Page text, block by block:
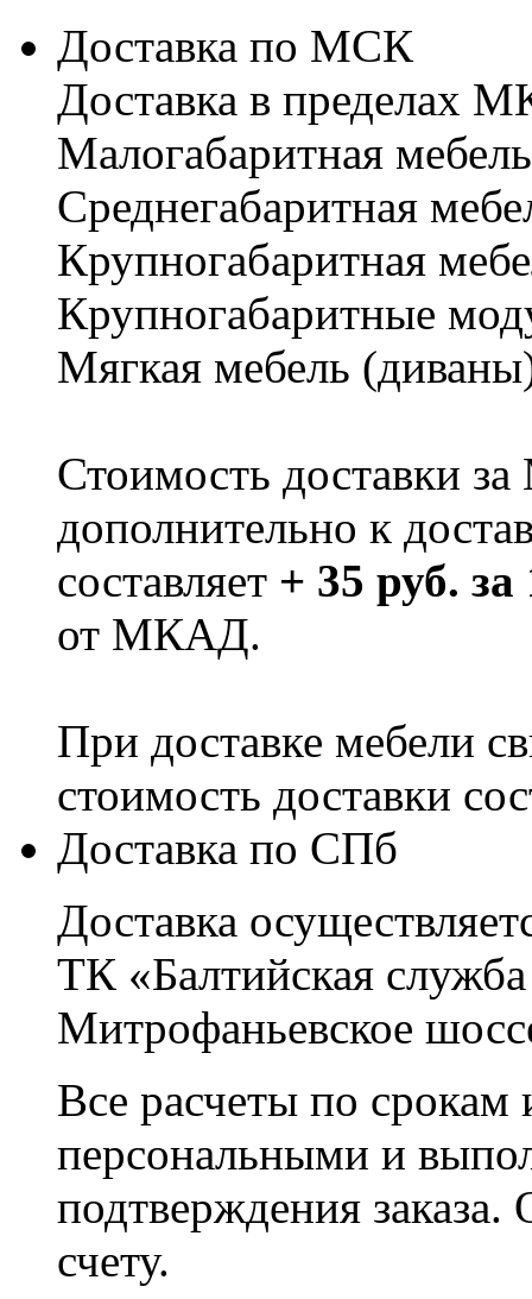
Доставка по МСК
Доставка в пределах
Малогабаритная
Cреднегабаритная
Крупногабаритная
Крупногабаритные
Мягкая мебель
Стоимость доставки
дополнительно к
составляет + 35 руб.
от МКАД.
При доставке мебели
стоимость доставки
Доставка по СПб
Доставка
ТК «Балтийская
Митрофаньевское
Все расчеты по срокам
персональными и
подтверждения заказа.
счету.